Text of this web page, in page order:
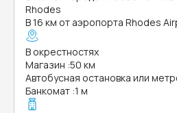
Rhodes
В 16 км от аэропорта Rhodes
В окрестностях
Магазин :50 км
Автобусная остановка или
Банкомат :1 м